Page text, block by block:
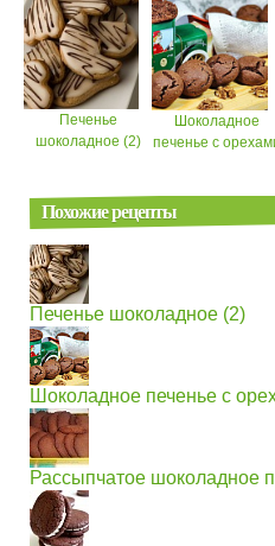
Печенье
шоколадное (2)
Шоколадное
печенье с
Похожие рецепты
Печенье шоколадное (2)
Шоколадное печенье с
Рассыпчатое шоколадное